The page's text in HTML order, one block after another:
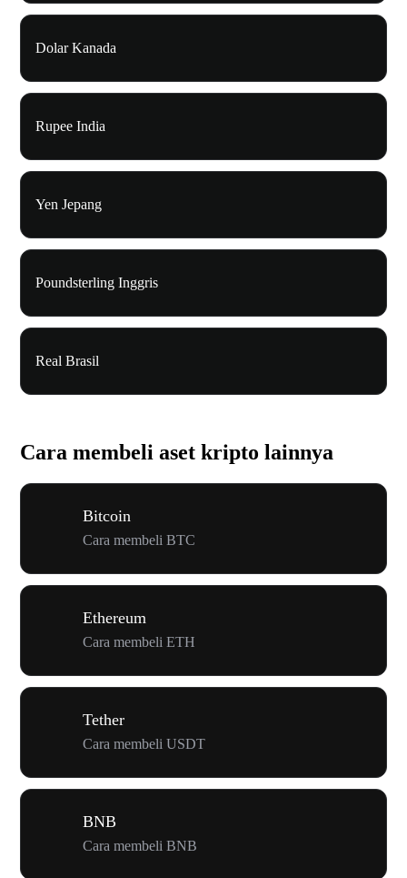
Dolar Kanada
Rupee India
Yen Jepang
Poundsterling Inggris
Real Brasil
Cara membeli aset kripto lainnya
Bitcoin
Cara membeli BTC
Ethereum
Cara membeli ETH
Tether
Cara membeli USDT
BNB
Cara membeli BNB